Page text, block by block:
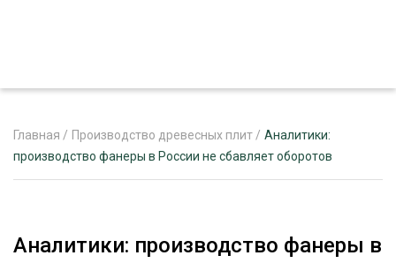
РЕКЛАМОДАТЕЛЯМ
Главная / Производство древесных плит / Аналитики:
производство фанеры в России не сбавляет оборотов
Аналитики: производство фанеры в